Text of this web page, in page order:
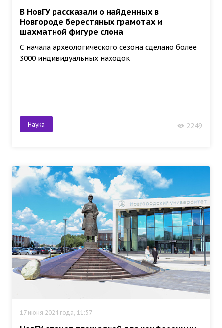
В НовГУ рассказали о найденных в
Новгороде берестяных грамотах и
шахматной фигуре слона
С начала археологического сезона сделано более
3000 индивидуальных находок
Наука 2249
17 июня 2024 года, 11:57